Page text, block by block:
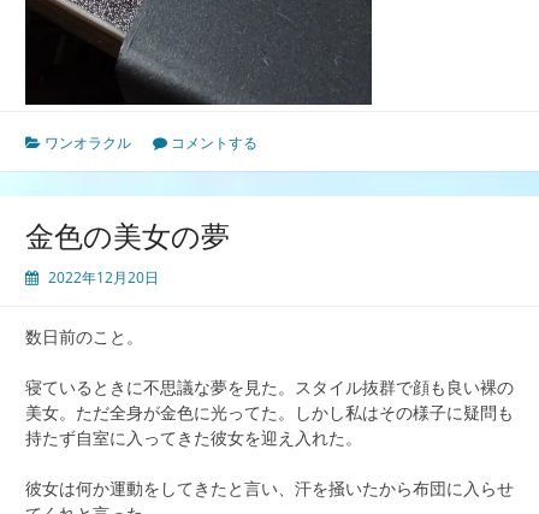
ワンオラクル コメントする
金色の美女の夢
2022年12月20日
数日前のこと。
寝ているときに不思議な夢を見た。スタイル抜群で顔も良い裸の
美女。ただ全身が金色に光ってた。しかし私はその様子に疑問も
持たず自室に入ってきた彼女を迎え入れた。
彼女は何か運動をしてきたと言い、汗を掻いたから布団に入らせ